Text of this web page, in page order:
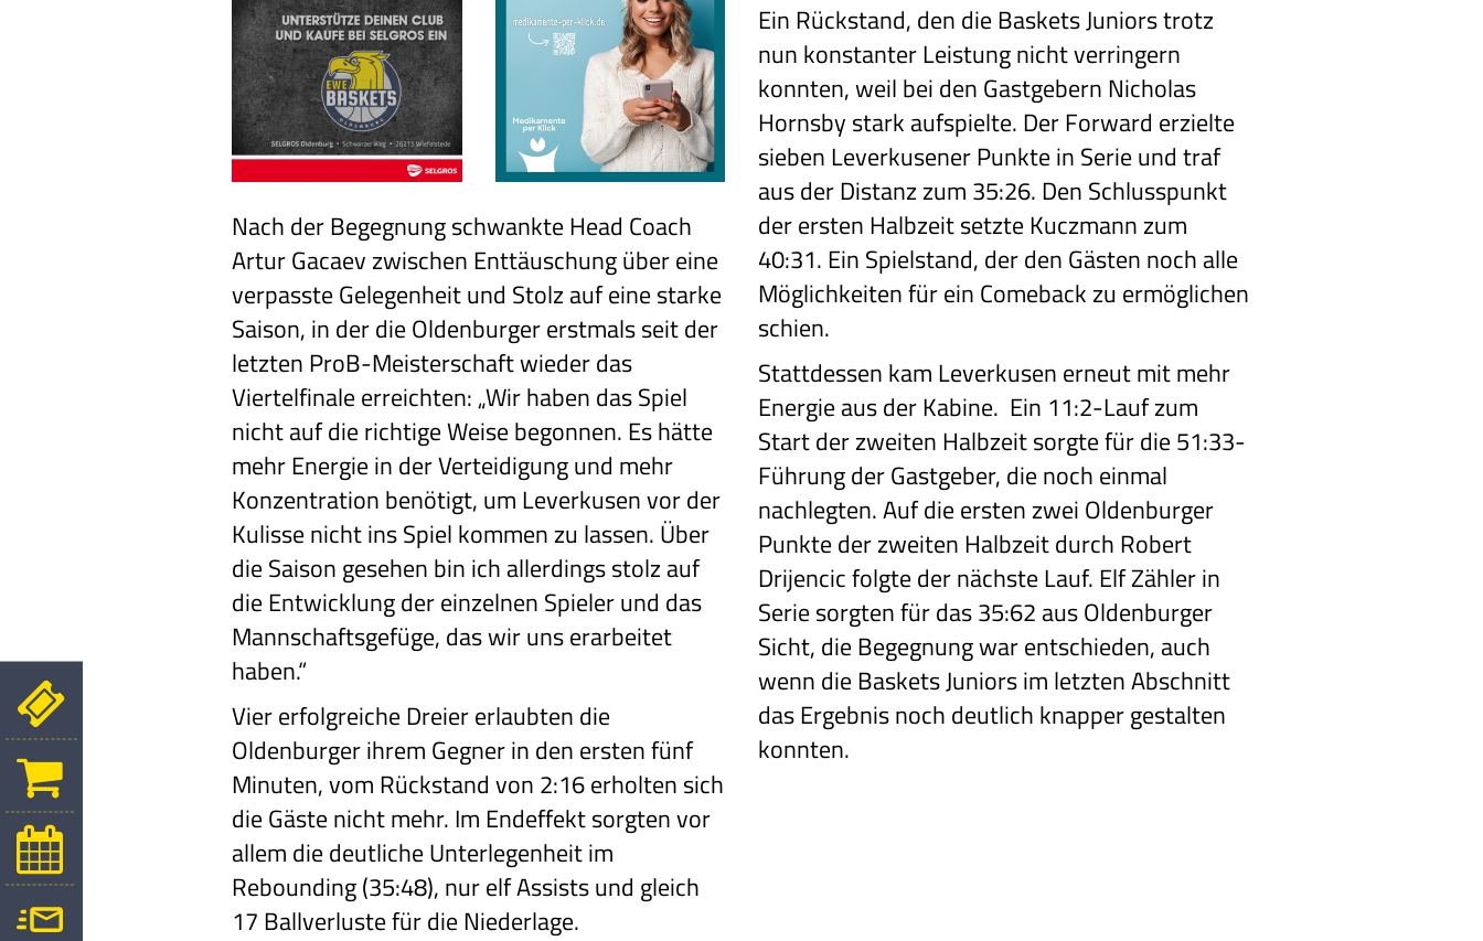
Nach der Begegnung schwankte Head Coach
Artur Gacaev zwischen Enttäuschung über eine
verpasste Gelegenheit und Stolz auf eine starke
Saison, in der die Oldenburger erstmals seit der
letzten ProB-Meisterschaft wieder das
Viertelfinale erreichten: „Wir haben das Spiel
nicht auf die richtige Weise begonnen. Es hätte
mehr Energie in der Verteidigung und mehr
Konzentration benötigt, um Leverkusen vor der
Kulisse nicht ins Spiel kommen zu lassen. Über
die Saison gesehen bin ich allerdings stolz auf
die Entwicklung der einzelnen Spieler und das
Mannschaftsgefüge, das wir uns erarbeitet
haben.“
Vier erfolgreiche Dreier erlaubten die
Oldenburger ihrem Gegner in den ersten fünf
Minuten, vom Rückstand von 2:16 erholten sich
die Gäste nicht mehr. Im Endeffekt sorgten vor
allem die deutliche Unterlegenheit im
Rebounding (35:48), nur elf Assists und gleich
17 Ballverluste für die Niederlage.
Ein Rückstand, den die Baskets Juniors trotz
nun konstanter Leistung nicht verringern
konnten, weil bei den Gastgebern Nicholas
Hornsby stark aufspielte. Der Forward erzielte
sieben Leverkusener Punkte in Serie und traf
aus der Distanz zum 35:26. Den Schlusspunkt
der ersten Halbzeit setzte Kuczmann zum
40:31. Ein Spielstand, der den Gästen noch alle
Möglichkeiten für ein Comeback zu ermöglichen
schien.
Stattdessen kam Leverkusen erneut mit mehr
Energie aus der Kabine. Ein 11:2-Lauf zum
Start der zweiten Halbzeit sorgte für die 51:33-
Führung der Gastgeber, die noch einmal
nachlegten. Auf die ersten zwei Oldenburger
Punkte der zweiten Halbzeit durch Robert
Drijencic folgte der nächste Lauf. Elf Zähler in
Serie sorgten für das 35:62 aus Oldenburger
Sicht, die Begegnung war entschieden, auch
wenn die Baskets Juniors im letzten Abschnitt
das Ergebnis noch deutlich knapper gestalten
konnten.